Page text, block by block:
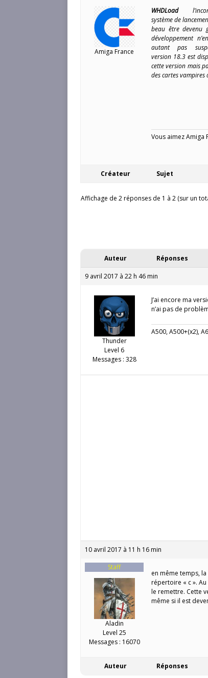
Amiga France
WHDLoad
système de
beau être devenu
développement
autant pas
version 18.3 est
cette version mais
des cartes vampires
Vous aimez Amiga
Créateur Sujet
Affichage de 2 réponses de 1 à 2 (sur un
Auteur Réponses
9 avril 2017 à 22 h 46 min
Thunder
Level 6
Messages : 328
J’ai encore ma
n’ai pas de
A500, A500+(x2),
10 avril 2017 à 11 h 16 min
Staff
Aladin
Level 25
Messages : 16070
en même temps,
répertoire « c ».
le remettre. Cette
même si il est
Auteur Réponses